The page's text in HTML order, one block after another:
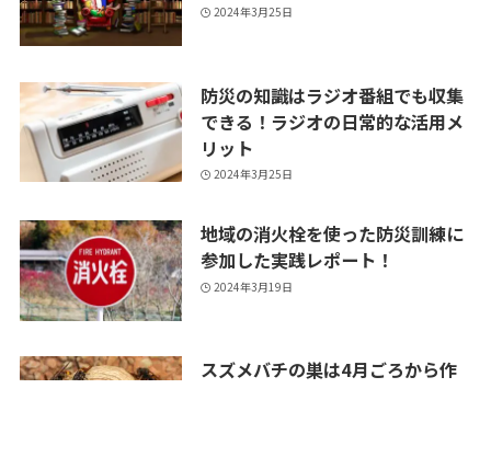
2024年3月25日
防災の知識はラジオ番組でも収集
できる！ラジオの日常的な活用メ
リット
2024年3月25日
地域の消火栓を使った防災訓練に
参加した実践レポート！
2024年3月19日
スズメバチの巣は4月ごろから作